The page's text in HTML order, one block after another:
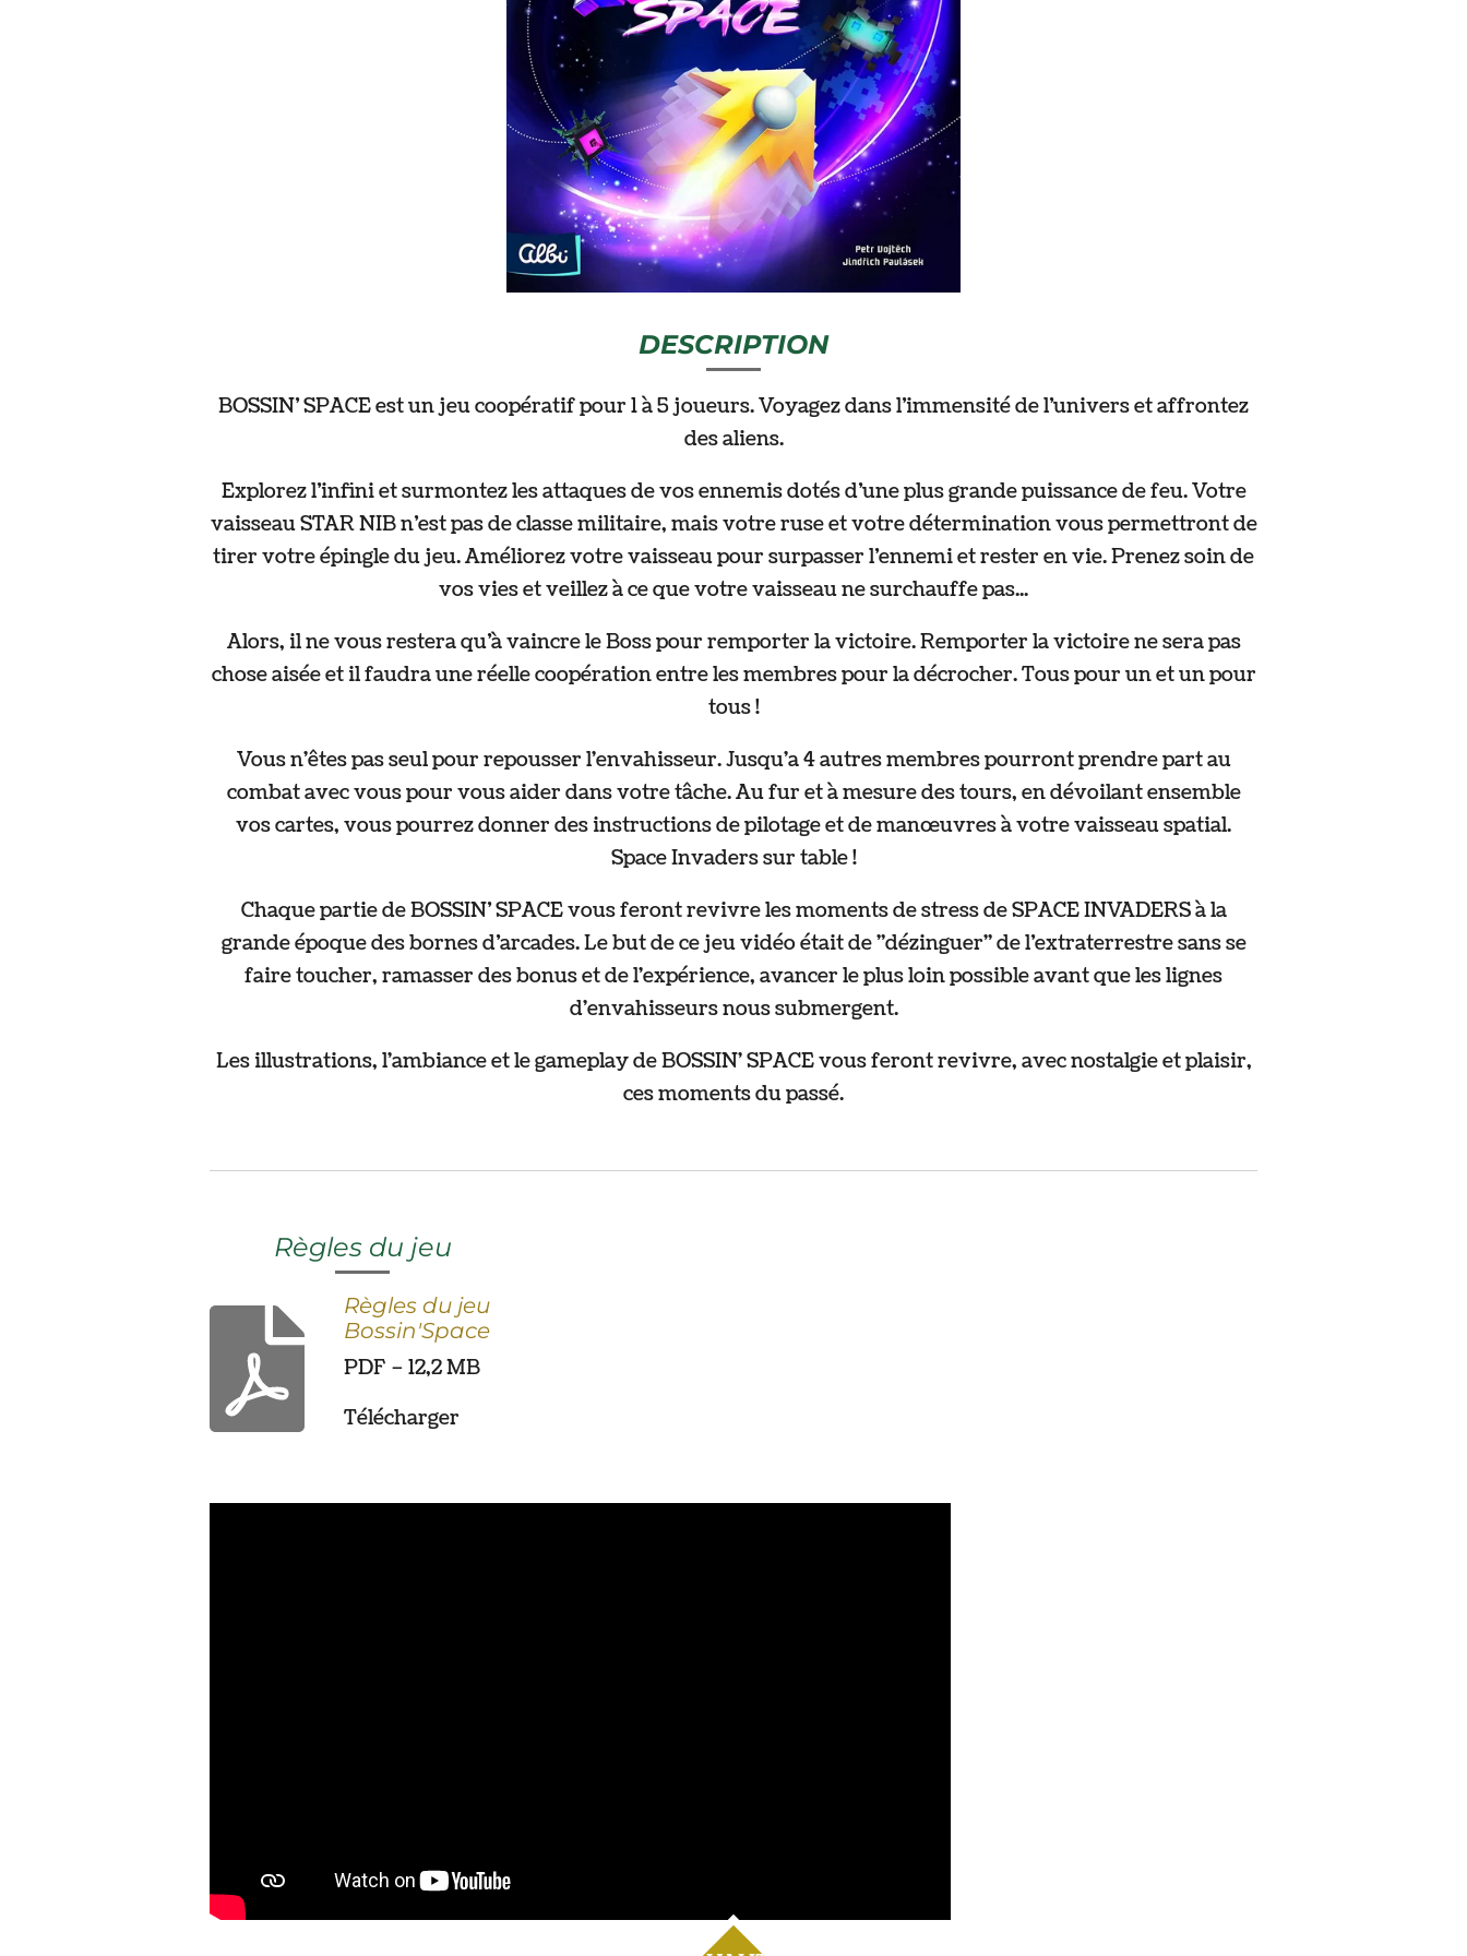
DESCRIPTION
BOSSIN’ SPACE est un jeu coopératif pour 1 à 5 joueurs. Voyagez dans l’immensité de l’univers et affrontez
des aliens.
Explorez l’infini et surmontez les attaques de vos ennemis dotés d’une plus grande puissance de feu. Votre
vaisseau STAR NIB n’est pas de classe militaire, mais votre ruse et votre détermination vous permettront de
tirer votre épingle du jeu. Améliorez votre vaisseau pour surpasser l’ennemi et rester en vie. Prenez soin de
vos vies et veillez à ce que votre vaisseau ne surchauffe pas...
Alors, il ne vous restera qu’à vaincre le Boss pour remporter la victoire. Remporter la victoire ne sera pas
chose aisée et il faudra une réelle coopération entre les membres pour la décrocher. Tous pour un et un pour
tous !
Vous n'êtes pas seul pour repousser l'envahisseur. Jusqu'a 4 autres membres pourront prendre part au
combat avec vous pour vous aider dans votre tâche. Au fur et à mesure des tours, en dévoilant ensemble
vos cartes, vous pourrez donner des instructions de pilotage et de manœuvres à votre vaisseau spatial.
Space Invaders sur table !
Chaque partie de BOSSIN’ SPACE vous feront revivre les moments de stress de SPACE INVADERS à la
grande époque des bornes d’arcades. Le but de ce jeu vidéo était de "dézinguer" de l’extraterrestre sans se
faire toucher, ramasser des bonus et de l'expérience, avancer le plus loin possible avant que les lignes
d'envahisseurs nous submergent.
Les illustrations, l'ambiance et le gameplay de BOSSIN' SPACE vous feront revivre, avec nostalgie et plaisir,
ces moments du passé.
Règles du jeu
Règles du jeu
Bossin'Space
PDF – 12,2 MB
Télécharger